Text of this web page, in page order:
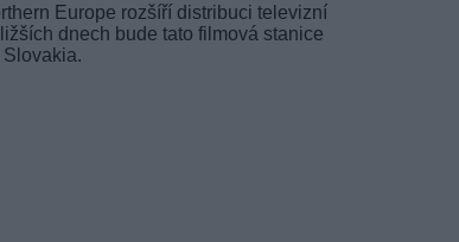
Europe rozšíří distribuci televizní
dnech bude tato filmová stanice